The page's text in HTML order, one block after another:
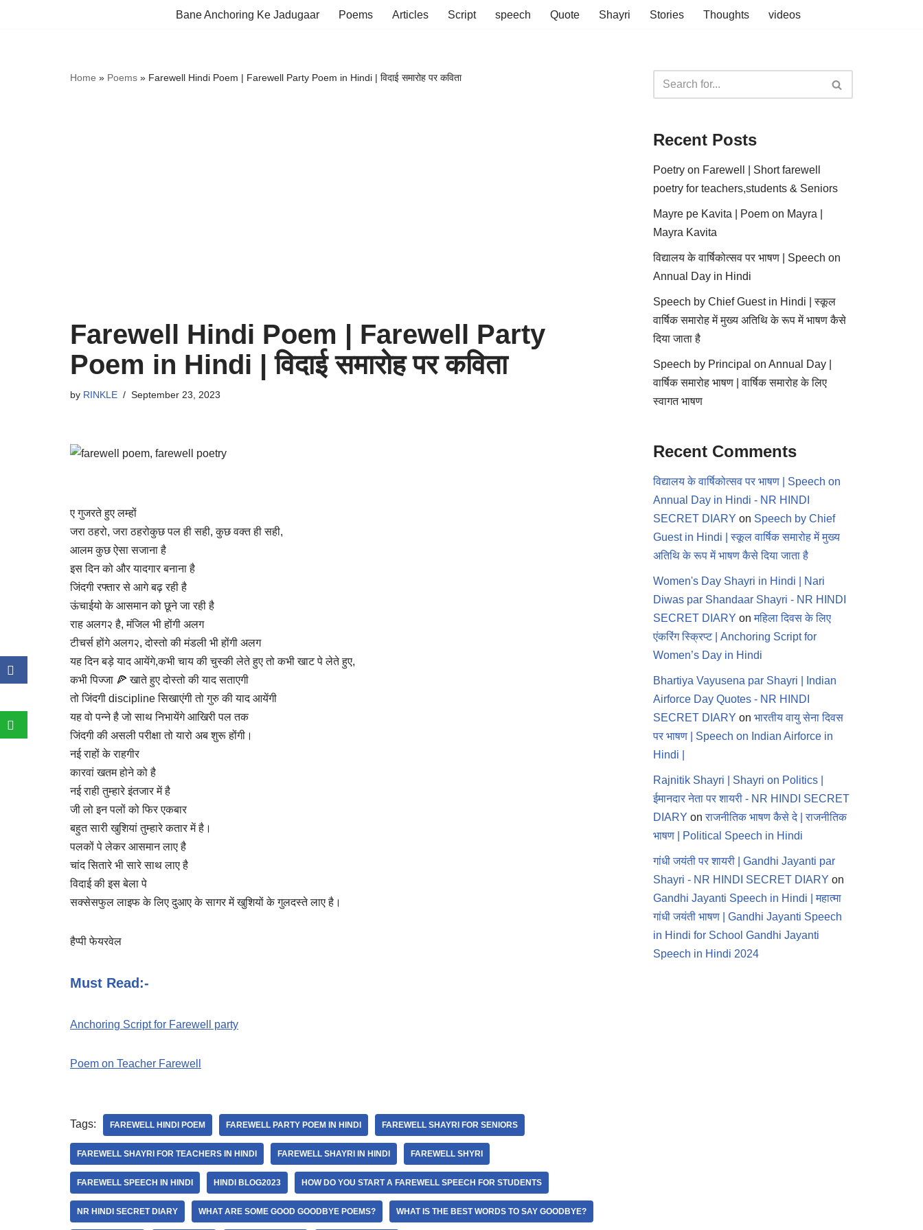
Bane Anchoring Ke Jadugaar Poems Articles Script speech Quote Shayri Stories Thoughts videos
Home » Poems » Farewell Hindi Poem | Farewell Party Poem in Hindi | विदाई समारोह पर कविता
Farewell Hindi Poem | Farewell Party
Poem in Hindi | विदाई समारोह पर कविता
by RINKLE September 23, 2023
ए गुजरते हुए लम्हों
जरा ठहरो, जरा ठहरोकुछ पल ही सही, कुछ वक्त ही सही,
आलम कुछ ऐसा सजाना है
इस दिन को और यादगार बनाना है
जिंदगी रफ्तार से आगे बढ़ रही है
ऊंचाईयो के आसमान को छूने जा रही है
राह अलग२ है, मंजिल भी होंगी अलग
टीचर्स होंगे अलग२, दोस्तो की मंडली भी होंगी अलग
यह दिन बड़े याद आयेंगे,कभी चाय की चुस्की लेते हुए तो कभी खाट पे लेते हुए,
कभी पिज्जा 🍕 खाते हुए दोस्तो की याद सताएगी
तो जिंदगी discipline सिखाएंगी तो गुरु की याद आयेंगी
यह वो पन्ने है जो साथ निभायेंगे आखिरी पल तक
जिंदगी की असली परीक्षा तो यारो अब शुरू होंगी।
नई राहों के राहगीर
कारवां खतम होने को है
नई राही तुम्हारे इंतजार में है
जी लो इन पलों को फिर एकबार
बहुत सारी खुशियां तुम्हारे कतार में है।
पलकों पे लेकर आसमान लाए है
चांद सितारे भी सारे साथ लाए है
विदाई की इस बेला पे
सक्सेसफुल लाइफ के लिए दुआए के सागर में खुशियों के गुलदस्ते लाए है।
हैप्पी फेयरवेल
Must Read:-
Anchoring Script for Farewell party
Poem on Teacher Farewell
Tags: FAREWELL HINDI POEM FAREWELL PARTY POEM IN HINDI FAREWELL SHAYRI FOR SENIORS
FAREWELL SHAYRI FOR TEACHERS IN HINDI FAREWELL SHAYRI IN HINDI FAREWELL SHYRI
FAREWELL SPEECH IN HINDI HINDI BLOG2023 HOW DO YOU START A FAREWELL SPEECH FOR STUDENTS
NR HINDI SECRET DIARY WHAT ARE SOME GOOD GOODBYE POEMS? WHAT IS THE BEST WORDS TO SAY GOODBYE?
Recent Posts
Poetry on Farewell | Short farewell
poetry for teachers,students & Seniors
Mayre pe Kavita | Poem on Mayra |
Mayra Kavita
विद्यालय के वार्षिकोत्सव पर भाषण | Speech on
Annual Day in Hindi
Speech by Chief Guest in Hindi | स्कूल
वार्षिक समारोह में मुख्य अतिथि के रूप में भाषण कैसे
दिया जाता है
Speech by Principal on Annual Day |
वार्षिक समारोह भाषण | वार्षिक समारोह के लिए
स्वागत भाषण
Recent Comments
विद्यालय के वार्षिकोत्सव पर भाषण | Speech on
Annual Day in Hindi - NR HINDI
SECRET DIARY on Speech by Chief
Guest in Hindi | स्कूल वार्षिक समारोह में मुख्य
अतिथि के रूप में भाषण कैसे दिया जाता है
Women's Day Shayri in Hindi | Nari
Diwas par Shandaar Shayri - NR HINDI
SECRET DIARY onमहिला दिवस के लिए
एंकरिंग स्क्रिप्ट | Anchoring Script for
Women’s Day in Hindi
Bhartiya Vayusena par Shayri | Indian
Airforce Day Quotes - NR HINDI
SECRET DIARY on भारतीय वायु सेना दिवस
पर भाषण | Speech on Indian Airforce in
Hindi |
Rajnitik Shayri | Shayri on Politics |
ईमानदार नेता पर शायरी - NR HINDI SECRET
DIARY onराजनीतिक भाषण कैसे दे | राजनीतिक
भाषण | Political Speech in Hindi
गांधी जयंती पर शायरी | Gandhi Jayanti par
Shayri - NR HINDI SECRET DIARY on
Gandhi Jayanti Speech in Hindi | महात्मा
गांधी जयंती भाषण | Gandhi Jayanti Speech
in Hindi for School Gandhi Jayanti
Speech in Hindi 2024